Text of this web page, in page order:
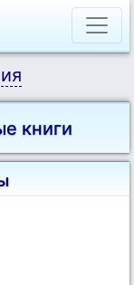
книги